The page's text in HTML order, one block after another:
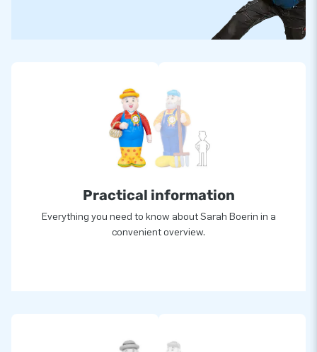
Practical information
Everything you need to know about Sarah Boerin in a
convenient overview.